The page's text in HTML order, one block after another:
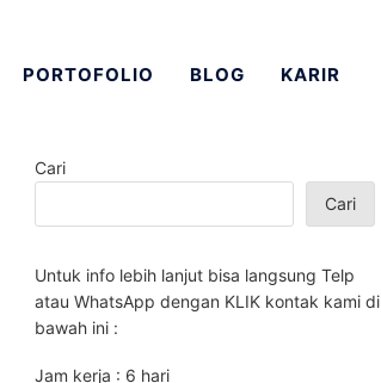
PORTOFOLIO BLOG KARIR
Cari
Cari
Untuk info lebih lanjut bisa langsung Telp
atau WhatsApp dengan KLIK kontak kami di
bawah ini :
Jam kerja : 6 hari